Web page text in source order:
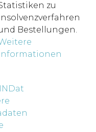
zu
Bestellungen.